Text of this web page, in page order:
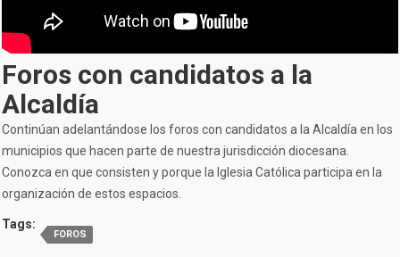
Foros con candidatos a la
Alcaldía
Continúan adelantándose los foros con candidatos a la Alcaldía en los
municipios que hacen parte de nuestra jurisdicción diocesana.
Conozca en que consisten y porque la Iglesia Católica participa en la
organización de estos espacios.
Tags:
FOROS